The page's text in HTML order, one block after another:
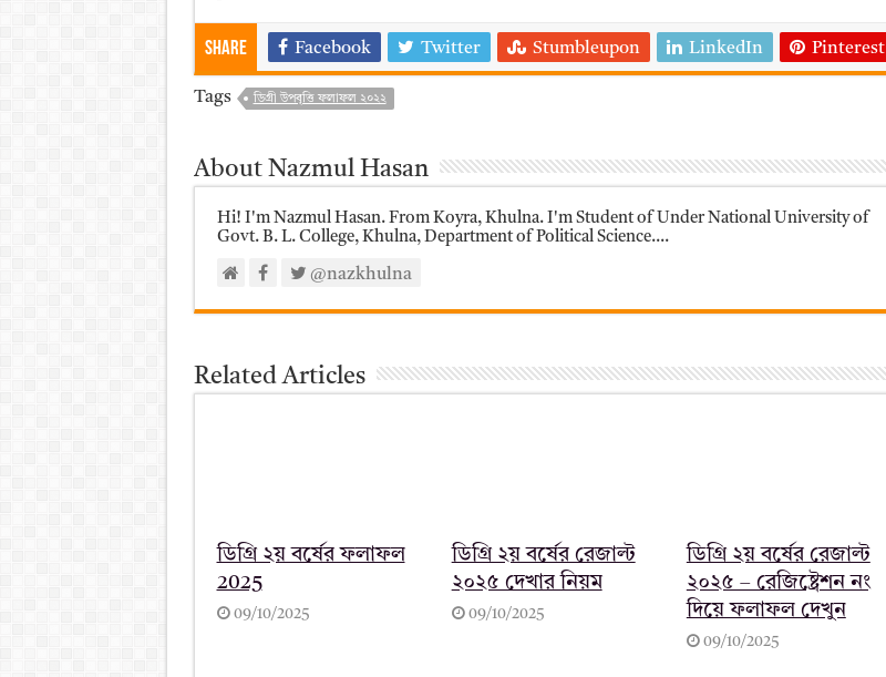
Share Facebook Twitter Stumbleupon LinkedIn Pinterest
Tags ডিগ্রী উপবৃত্তি ফলাফল ২০২২
About Nazmul Hasan
Hi! I'm Nazmul Hasan. From Koyra, Khulna. I'm Student of Under National University of
Govt. B. L. College, Khulna, Department of Political Science....
@nazkhulna
Related Articles
ডিগ্রি ২য় বর্ষের ফলাফল
2025
09/10/2025
ডিগ্রি ২য় বর্ষের রেজাল্ট
২০২৫ দেখার নিয়ম
09/10/2025
ডিগ্রি ২য় বর্ষের রেজাল্ট
২০২৫ – রেজিষ্ট্রেশন নং
দিয়ে ফলাফল দেখুন
09/10/2025